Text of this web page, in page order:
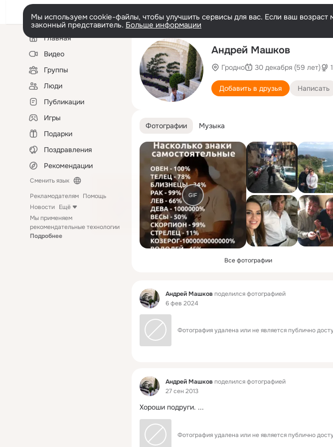
Мы используем cookie-файлы, чтобы улучшить сервисы для вас. Если ваш
законный представитель. Больше информации
Левая
колонкаГлавная
Видео
Группы
Люди
Публикации
Игры
Подарки
Поздравления
Рекомендации
Сменить язык
Рекламодателям Помощь
Новости Ещё
Мы применяем
рекомендательные технологии
Подробнее
Андрей Машков
Гродно 30 декабря (59 лет)
Добавить в друзья Написать
Фотографии Музыка
GIF
Все фотографии
Фид Андрей Машков поделился фотографией
6 фев 2024
Фотография удалена или не является публично
Фид Андрей Машков поделился фотографией
27 сен 2013
Хороши подруги. ...
Фотография удалена или не является публично